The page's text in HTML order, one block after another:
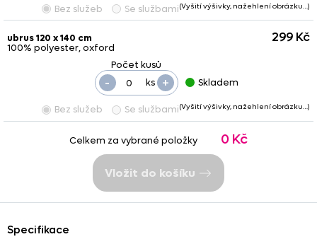
Bez služeb Se službami(Vyšití výšivky, nažehlení obrázku…)
ubrus 120 x 140 cm
100% polyester, oxford
ks +
-
299 Kč
Skladem
Bez služeb Se službami(Vyšití výšivky, nažehlení obrázku…)
Celkem za vybrané položky 0 Kč
Vložit do košíku
Specifikace